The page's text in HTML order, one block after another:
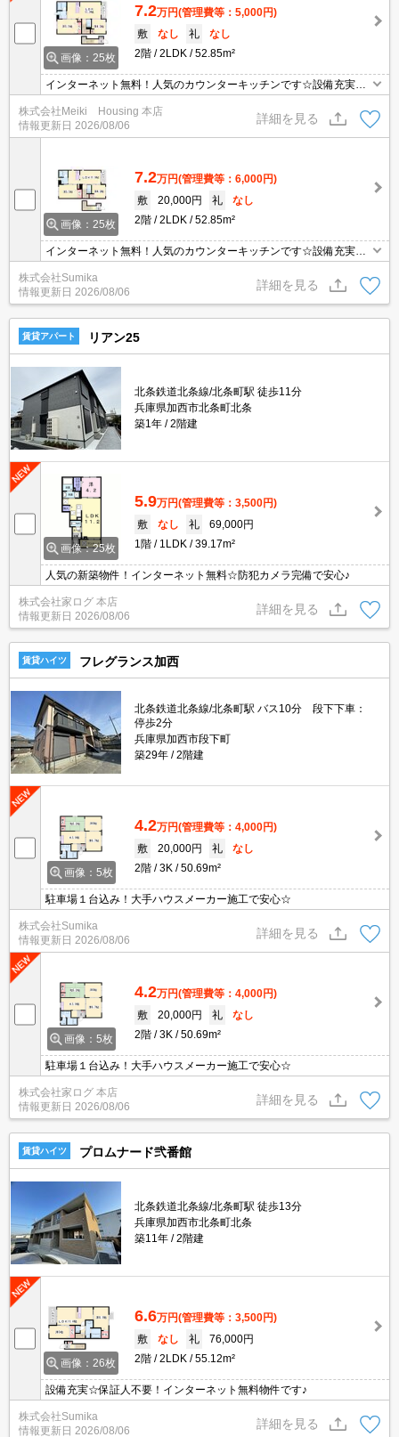
画像：25枚
7.2万円(管理費等：5,000円)
敷
なし 礼
なし
2階
2LDK 52.85m²
インターネット無料！人気のカウンターキッチンです☆設備充実し
てます♪
株式会社Meiki Housing 本店
情報更新日 2026/08/06
詳細を見る
画像：25枚
7.2万円(管理費等：6,000円)
敷
20,000円 礼
なし
2階
2LDK 52.85m²
インターネット無料！人気のカウンターキッチンです☆設備充実し
てます♪
株式会社Sumika
情報更新日 2026/08/06
詳細を見る
賃貸アパート リアン25
北条鉄道北条線/北条町駅 徒歩11分
兵庫県加西市北条町北条
築1年
2階建
画像：25枚
5.9万円(管理費等：3,500円)
敷
なし 礼
69,000円
1階
1LDK 39.17m²
人気の新築物件！インターネット無料☆防犯カメラ完備で安心♪
株式会社家ログ 本店
情報更新日 2026/08/06
詳細を見る
賃貸ハイツ フレグランス加西
北条鉄道北条線/北条町駅 バス10分 段下下車：
停歩2分
兵庫県加西市段下町
築29年
2階建
画像：5枚
4.2万円(管理費等：4,000円)
敷
20,000円 礼
なし
2階
3K 50.69m²
駐車場１台込み！大手ハウスメーカー施工で安心☆
株式会社Sumika
情報更新日 2026/08/06
詳細を見る
画像：5枚
4.2万円(管理費等：4,000円)
敷
20,000円 礼
なし
2階
3K 50.69m²
駐車場１台込み！大手ハウスメーカー施工で安心☆
株式会社家ログ 本店
情報更新日 2026/08/06
詳細を見る
賃貸ハイツ プロムナード弐番館
北条鉄道北条線/北条町駅 徒歩13分
兵庫県加西市北条町北条
築11年
2階建
画像：26枚
6.6万円(管理費等：3,500円)
敷
なし 礼
76,000円
2階
2LDK 55.12m²
設備充実☆保証人不要！インターネット無料物件です♪
株式会社Sumika
情報更新日 2026/08/06
詳細を見る